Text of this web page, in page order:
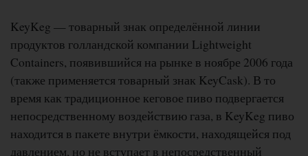
KeyKeg — товарный знак определённой линии
продуктов голландской компании Lightweight
Containers, появившийся на рынке в ноябре 2006 года
(также применяется товарный знак KeyCask). В то
время как традиционное кеговое пиво подвергается
непосредственному воздействию газа, в KeyKeg пиво
находится в пакете внутри ёмкости, находящейся под
давлением, но не вступает в непосредственный